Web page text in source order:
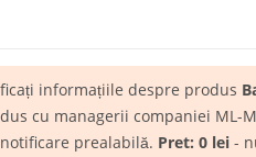
informațiile despre produs
cu managerii companiei ML-
prealabilă. Pret: 0 lei -